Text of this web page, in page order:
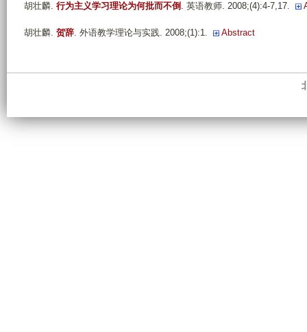
胡壮麟. 行为主义学习理论为何批而不倒 . 英语教师. 2008;(4):4-7,17.
胡壮麟. 贺辞. 外语教学理论与实践. 2008;(1):1. Abstract